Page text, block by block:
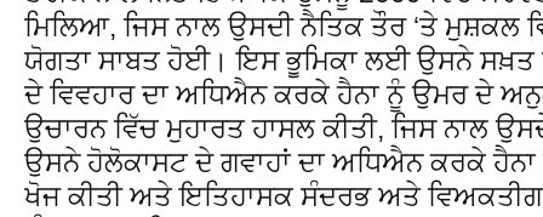
ਮਿਲਿਆ, ਜਿਸ ਨਾਲ ਉਸਦੀ ਨੈਤਿਕ ਤੌਰ ‘ਤੇ ਮੁਸ਼ਕਲ
ਯੋਗਤਾ ਸਾਬਤ ਹੋਈ। ਇਸ ਭੂਮਿਕਾ ਲਈ ਉਸਨੇ ਸਖ਼ਤ
ਦੇ ਵਿਵਹਾਰ ਦਾ ਅਧਿਐਨ ਕਰਕੇ ਹੈਨਾ ਨੂੰ ਉਮਰ ਦੇ
ਉਚਾਰਨ ਵਿੱਚ ਮੁਹਾਰਤ ਹਾਸਲ ਕੀਤੀ, ਜਿਸ ਨਾਲ
ਉਸਨੇ ਹੋਲੋਕਾਸਟ ਦੇ ਗਵਾਹਾਂ ਦਾ ਅਧਿਐਨ ਕਰਕੇ ਹੈਨਾ
ਖੋਜ ਕੀਤੀ ਅਤੇ ਇਤਿਹਾਸਕ ਸੰਦਰਭ ਅਤੇ